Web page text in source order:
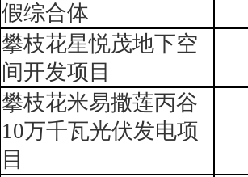
假综合体
攀枝花星悦茂地下空
间开发项目
攀枝花米易撒莲丙谷
10万千瓦光伏发电项
目